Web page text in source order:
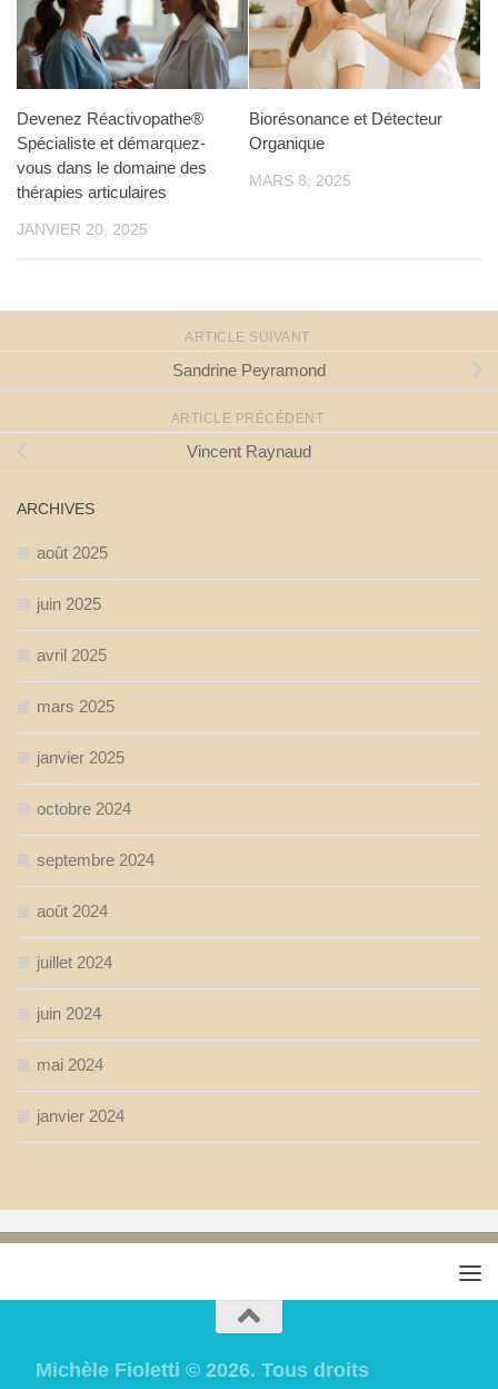
Devenez Réactivopathe®
Spécialiste et démarquez-
vous dans le domaine des
thérapies articulaires
JANVIER 20, 2025
Biorésonance et Détecteur
Organique
MARS 8, 2025
ARTICLE SUIVANT
Sandrine Peyramond
ARTICLE PRÉCÉDENT
Vincent Raynaud
ARCHIVES
août 2025
juin 2025
avril 2025
mars 2025
janvier 2025
octobre 2024
septembre 2024
août 2024
juillet 2024
juin 2024
mai 2024
janvier 2024
Michèle Fioletti © 2026. Tous droits